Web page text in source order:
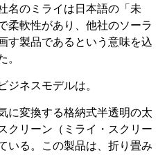
名のミライは日本語の「未
柔軟性があり、他社のソーラ
す製品であるという意味を込
。
ジネスモデルは。
に変換する格納式半透明の太
クリーン（ミライ・スクリー
いる。この製品は、折り畳み